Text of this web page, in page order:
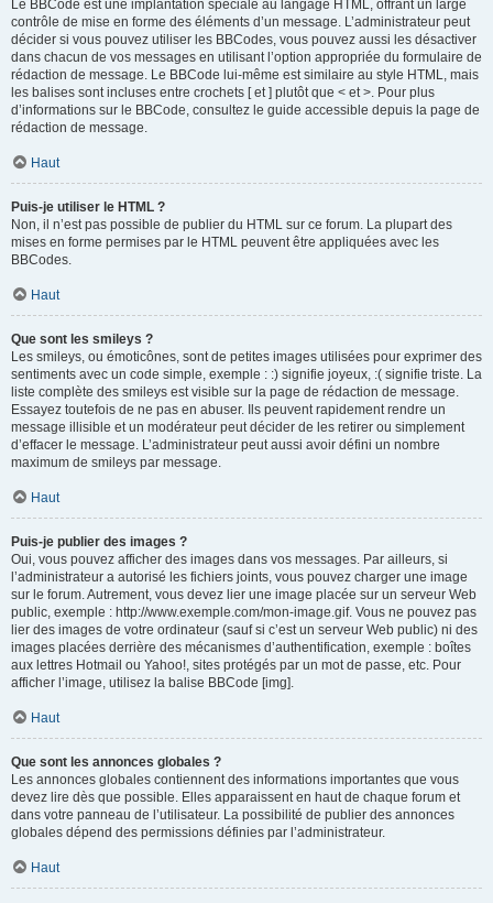
Le BBCode est une implantation spéciale au langage HTML, offrant un large
contrôle de mise en forme des éléments d’un message. L’administrateur peut
décider si vous pouvez utiliser les BBCodes, vous pouvez aussi les désactiver
dans chacun de vos messages en utilisant l’option appropriée du formulaire de
rédaction de message. Le BBCode lui-même est similaire au style HTML, mais
les balises sont incluses entre crochets [ et ] plutôt que < et >. Pour plus
d’informations sur le BBCode, consultez le guide accessible depuis la page de
rédaction de message.
Haut
Puis-je utiliser le HTML ?
Non, il n’est pas possible de publier du HTML sur ce forum. La plupart des
mises en forme permises par le HTML peuvent être appliquées avec les
BBCodes.
Haut
Que sont les smileys ?
Les smileys, ou émoticônes, sont de petites images utilisées pour exprimer des
sentiments avec un code simple, exemple : :) signifie joyeux, :( signifie triste. La
liste complète des smileys est visible sur la page de rédaction de message.
Essayez toutefois de ne pas en abuser. Ils peuvent rapidement rendre un
message illisible et un modérateur peut décider de les retirer ou simplement
d’effacer le message. L’administrateur peut aussi avoir défini un nombre
maximum de smileys par message.
Haut
Puis-je publier des images ?
Oui, vous pouvez afficher des images dans vos messages. Par ailleurs, si
l’administrateur a autorisé les fichiers joints, vous pouvez charger une image
sur le forum. Autrement, vous devez lier une image placée sur un serveur Web
public, exemple : http://www.exemple.com/mon-image.gif. Vous ne pouvez pas
lier des images de votre ordinateur (sauf si c’est un serveur Web public) ni des
images placées derrière des mécanismes d’authentification, exemple : boîtes
aux lettres Hotmail ou Yahoo!, sites protégés par un mot de passe, etc. Pour
afficher l’image, utilisez la balise BBCode [img].
Haut
Que sont les annonces globales ?
Les annonces globales contiennent des informations importantes que vous
devez lire dès que possible. Elles apparaissent en haut de chaque forum et
dans votre panneau de l’utilisateur. La possibilité de publier des annonces
globales dépend des permissions définies par l’administrateur.
Haut